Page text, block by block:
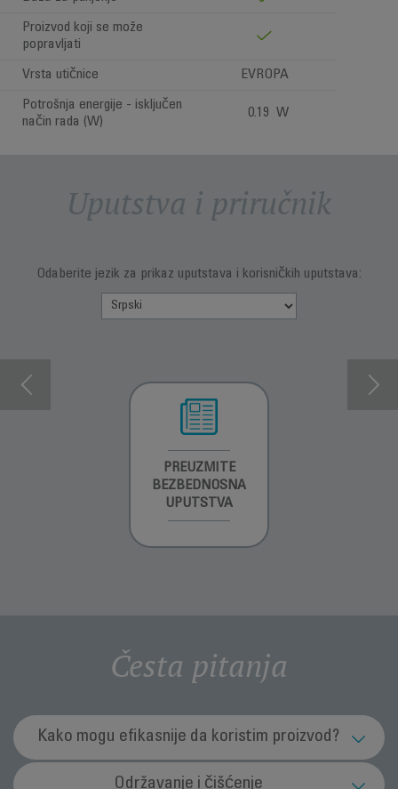
Proizvod koji se može
popravljati
Vrsta utičnice EVROPA
Potrošnja energije - isključen
način rada (W)
0.19 W
Uputstva i priručnik
Odaberite jezik za prikaz uputstava i korisničkih uputstava:
PREUZMITE
BEZBEDNOSNA
UPUTSTVA
Česta pitanja
Kako mogu efikasnije da koristim proizvod?
Kako instalirati postolje za punjenje?
Održavanje i čišćenje